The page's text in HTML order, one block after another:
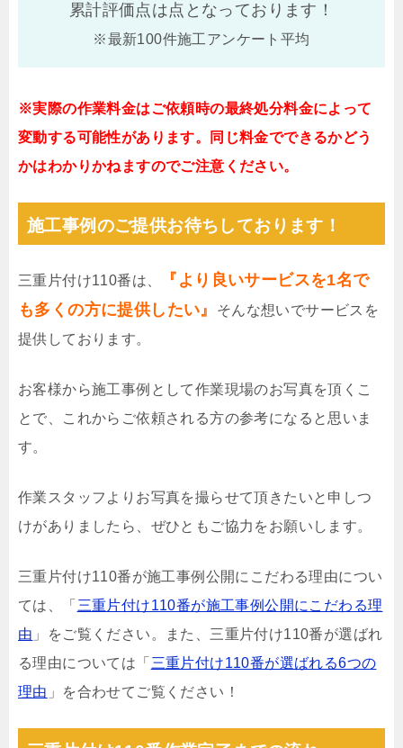
累計評価点は点となっております！
※最新100件施工アンケート平均
※実際の作業料金はご依頼時の最終処分料金によって
変動する可能性があります。同じ料金でできるかどう
かはわかりかねますのでご注意ください。
施工事例のご提供お待ちしております！
三重片付け110番は、
『より良いサービスを1名で
も多くの方に提供したい』
そんな想いでサービスを
提供しております。
お客様から施工事例として作業現場のお写真を頂くこ
とで、これからご依頼される方の参考になると思いま
す。
作業スタッフよりお写真を撮らせて頂きたいと申しつ
けがありましたら、ぜひともご協力をお願いします。
三重片付け110番が施工事例公開にこだわる理由につい
ては、「 三重片付け110番が施工事例公開にこだわる理
由 」をご覧ください。また、三重片付け110番が選ばれ
る理由については「 三重片付け110番が選ばれる6つの
理由 」を合わせてご覧ください！